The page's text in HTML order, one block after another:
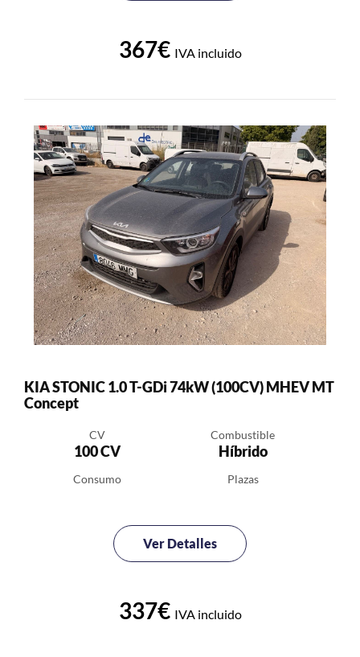
367€ IVA incluido
KIA STONIC 1.0 T-GDi 74kW (100CV) MHEV MT
Concept
CV
100 CV
Combustible
Híbrido
Consumo Plazas
Ver Detalles
337€ IVA incluido